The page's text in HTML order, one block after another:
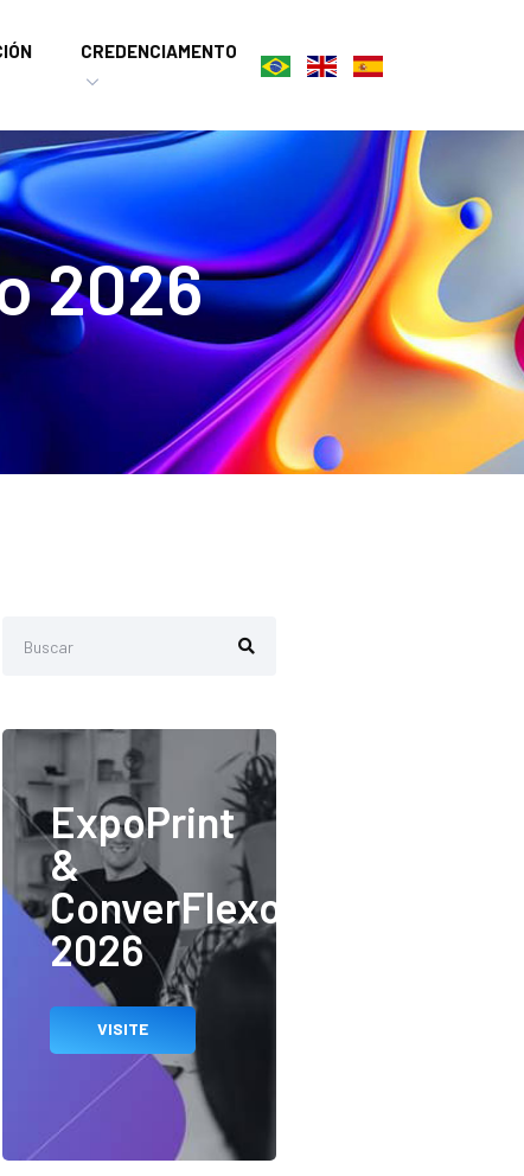
CREDENCIAMENTO
2026
ExpoPrint
&
ConverFlexo
2026
VISITE